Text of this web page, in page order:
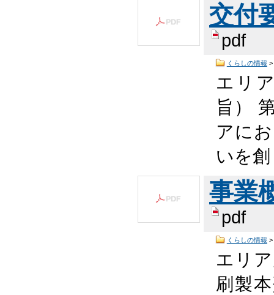
交付
pdf
くらしの情報 >
エリ
旨）
アに
いを
事業
pdf
くらしの情報 >
エリ
刷製